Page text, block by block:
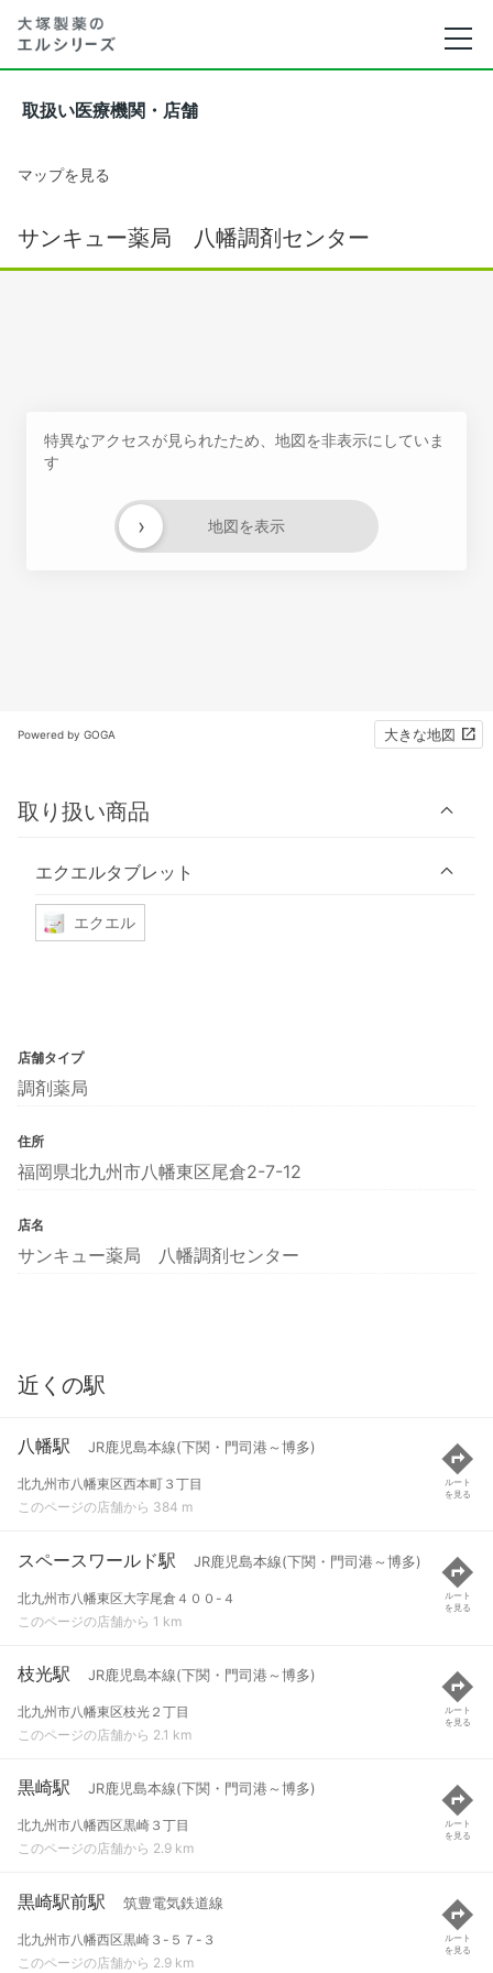
取扱い医療機関・店舗
マップを見る
サンキュー薬局 八幡調剤センター
特異なアクセスが見られたため、地図を非表示にしていま
す
地図を表示
›
Powered by GOGA 大きな地図
取り扱い商品
エクエルタブレット
エクエル
店舗タイプ
調剤薬局
住所
福岡県北九州市八幡東区尾倉2-7-12
店名
サンキュー薬局 八幡調剤センター
近くの駅
八幡駅 JR鹿児島本線(下関・門司港～博多)
北九州市八幡東区西本町３丁目
このページの店舗から 384 m
ルート
を見る
スペースワールド駅 JR鹿児島本線(下関・門司港～博多)
北九州市八幡東区大字尾倉４００-４
このページの店舗から 1 km
ルート
を見る
枝光駅 JR鹿児島本線(下関・門司港～博多)
北九州市八幡東区枝光２丁目
このページの店舗から 2.1 km
ルート
を見る
黒崎駅 JR鹿児島本線(下関・門司港～博多)
北九州市八幡西区黒崎３丁目
このページの店舗から 2.9 km
ルート
を見る
黒崎駅前駅 筑豊電気鉄道線
北九州市八幡西区黒崎３-５７-３
このページの店舗から 2.9 km
ルート
を見る